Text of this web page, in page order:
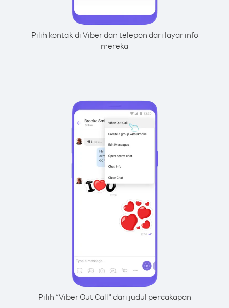
Pilih kontak di Viber dan telepon dari layar info
mereka
Pilih “Viber Out Call” dari judul percakapan